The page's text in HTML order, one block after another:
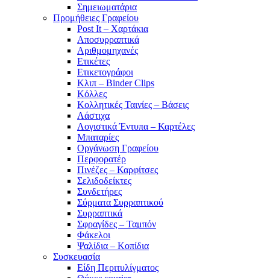
Σημειωματάρια
Προμήθειες Γραφείου
Post It – Χαρτάκια
Αποσυρραπτικά
Αριθμομηχανές
Ετικέτες
Ετικετογράφοι
Κλιπ – Binder Clips
Κόλλες
Κολλητικές Ταινίες – Βάσεις
Λάστιχα
Λογιστικά Έντυπα – Καρτέλες
Μπαταρίες
Οργάνωση Γραφείου
Περφορατέρ
Πινέζες – Καρφίτσες
Σελιδοδείκτες
Συνδετήρες
Σύρματα Συρραπτικού
Συρραπτικά
Σφραγίδες – Ταμπόν
Φάκελοι
Ψαλίδια – Κοπίδια
Συσκευασία
Είδη Περιτυλίγματος